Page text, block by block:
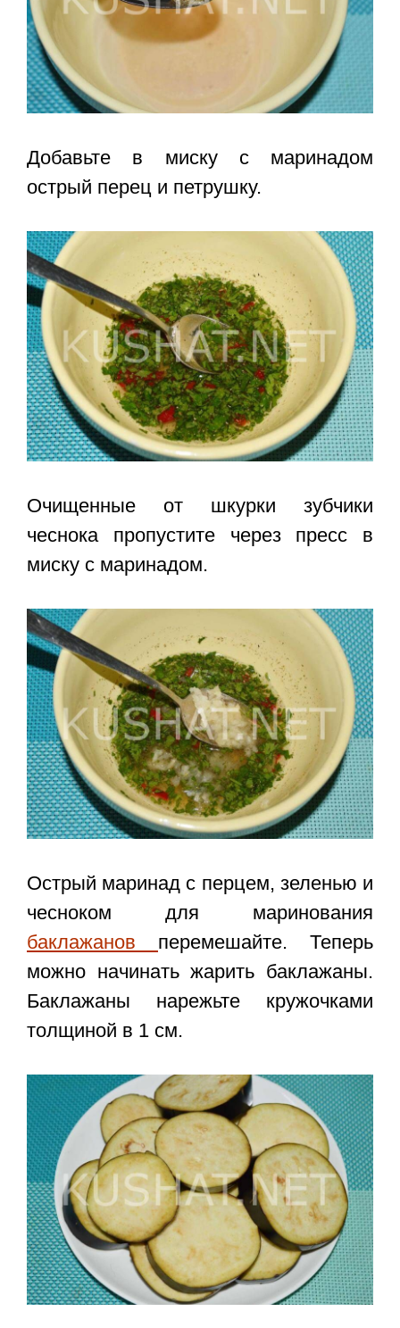
Добавьте в миску с маринадом
острый перец и петрушку.
Очищенные от шкурки зубчики
чеснока пропустите через пресс в
миску с маринадом.
Острый маринад с перцем, зеленью и
чесноком для маринования
баклажанов перемешайте. Теперь
можно начинать жарить баклажаны.
Баклажаны нарежьте кружочками
толщиной в 1 см.